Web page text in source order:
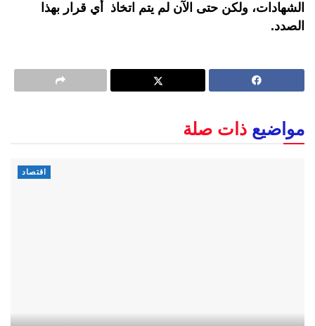
الشهادات، ولكن حتى الآن لم يتم اتخاذ أي قرار بهذا
الصدد.
مواضيع ذات صلة
اقتصاد